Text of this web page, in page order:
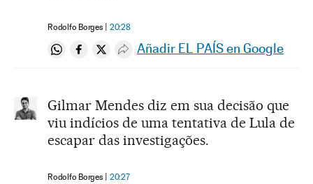
Rodolfo Borges 20:28
Compartir en Whatsapp
Compartir en Facebook
Compartir en Twitter
Desplegar Redes Sociales
Añadir EL PAÍS en Google
Gilmar Mendes diz em sua decisão que
viu indícios de uma tentativa de Lula de
escapar das investigações.
Rodolfo Borges 20:27